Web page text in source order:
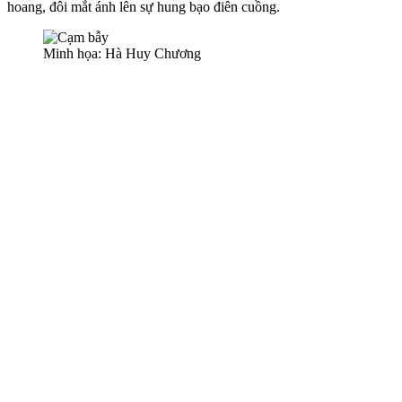
hoang, đôi mắt ánh lên sự hung bạo điên cuồng.
Minh họa: Hà Huy Chương